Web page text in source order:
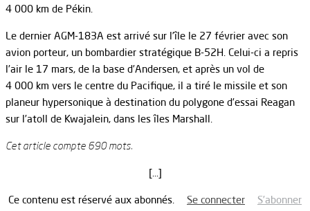
4 000 km de Pékin.
Le dernier AGM-183A est arrivé sur l’île le 27 février avec son
avion porteur, un bombardier stratégique B-52H. Celui-ci a repris
l’air le 17 mars, de la base d’Andersen, et après un vol de
4 000 km vers le centre du Pacifique, il a tiré le missile et son
planeur hypersonique à destination du polygone d’essai Reagan
sur l’atoll de Kwajalein, dans les îles Marshall.
Cet article compte 690 mots.
[…]
Ce contenu est réservé aux abonnés. Se connecter S’abonner